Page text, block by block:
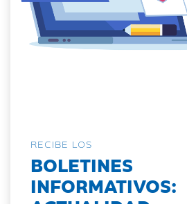
RECIBE LOS
BOLETINES
INFORMATIVOS: